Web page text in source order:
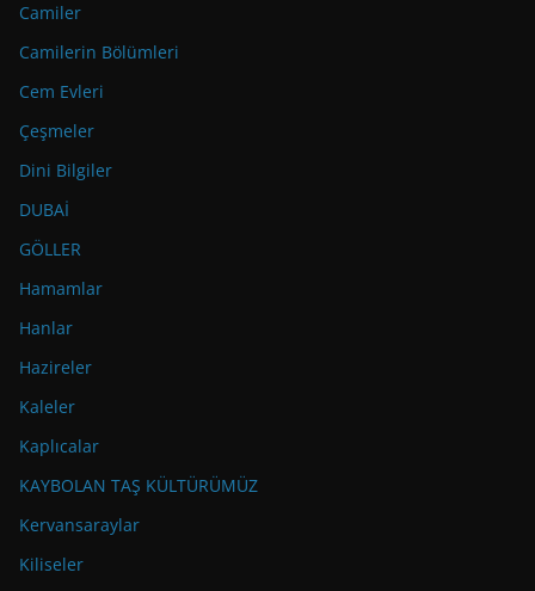
Camiler
Camilerin Bölümleri
Cem Evleri
Çeşmeler
Dini Bilgiler
DUBAİ
GÖLLER
Hamamlar
Hanlar
Hazireler
Kaleler
Kaplıcalar
KAYBOLAN TAŞ KÜLTÜRÜMÜZ
Kervansaraylar
Kiliseler